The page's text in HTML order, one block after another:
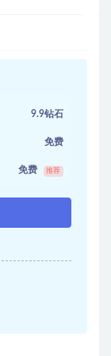
9.9钻石
免费
免费 推荐